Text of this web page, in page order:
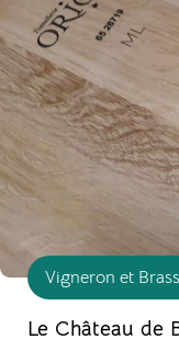
Vigneron et
Le Château de